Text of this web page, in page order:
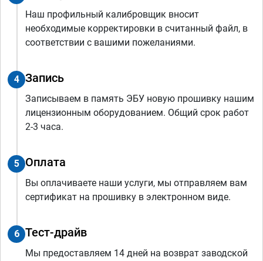
Наш профильный калибровщик вносит
необходимые корректировки в считанный файл, в
соответствии с вашими пожеланиями.
4 Запись
Записываем в память ЭБУ новую прошивку нашим
лицензионным оборудованием. Общий срок работ
2-3 часа.
5 Оплата
Вы оплачиваете наши услуги, мы отправляем вам
сертификат на прошивку в электронном виде.
6 Тест-драйв
Мы предоставляем 14 дней на возврат заводской